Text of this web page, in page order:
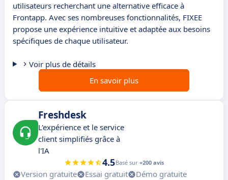
utilisateurs recherchant une alternative efficace à
Frontapp. Avec ses nombreuses fonctionnalités, FIXEE
propose une expérience intuitive et adaptée aux besoins
spécifiques de chaque utilisateur.
Voir plus de détails
En savoir plus
Freshdesk
L'expérience et le service
client simplifiés grâce à
l'IA
4.5Basé sur +200 avis
Version gratuite Essai gratuit
Démo gratuite